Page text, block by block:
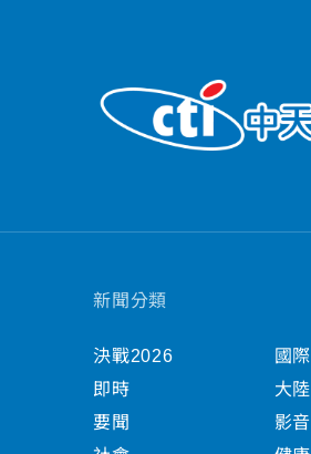
新聞分類
決戰2026
即時
要聞
國際
大陸
影音